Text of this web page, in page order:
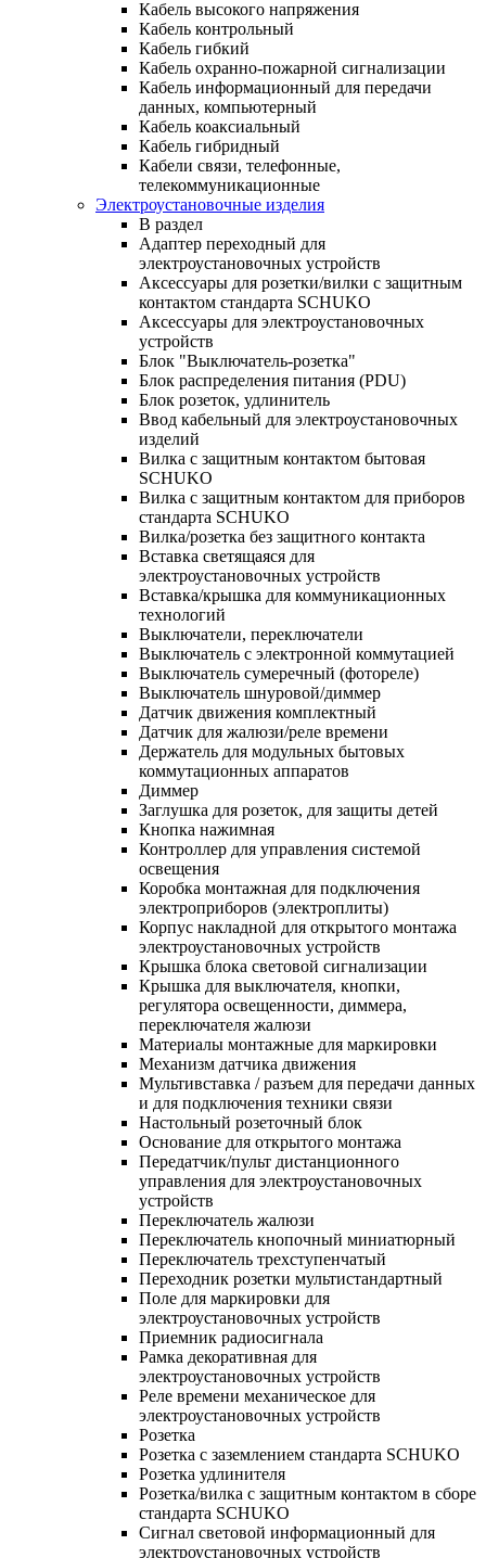
Кабель высокого напряжения
Кабель контрольный
Кабель гибкий
Кабель охранно-пожарной сигнализации
Кабель информационный для передачи
данных, компьютерный
Кабель коаксиальный
Кабель гибридный
Кабели связи, телефонные,
телекоммуникационные
Электроустановочные изделия
В раздел
Адаптер переходный для
электроустановочных устройств
Аксессуары для розетки/вилки с защитным
контактом стандарта SCHUKO
Аксессуары для электроустановочных
устройств
Блок "Выключатель-розетка"
Блок распределения питания (PDU)
Блок розеток, удлинитель
Ввод кабельный для электроустановочных
изделий
Вилка с защитным контактом бытовая
SCHUKO
Вилка с защитным контактом для приборов
стандарта SCHUKO
Вилка/розетка без защитного контакта
Вставка светящаяся для
электроустановочных устройств
Вставка/крышка для коммуникационных
технологий
Выключатели, переключатели
Выключатель с электронной коммутацией
Выключатель сумеречный (фотореле)
Выключатель шнуровой/диммер
Датчик движения комплектный
Датчик для жалюзи/реле времени
Держатель для модульных бытовых
коммутационных аппаратов
Диммер
Заглушка для розеток, для защиты детей
Кнопка нажимная
Контроллер для управления системой
освещения
Коробка монтажная для подключения
электроприборов (электроплиты)
Корпус накладной для открытого монтажа
электроустановочных устройств
Крышка блока световой сигнализации
Крышка для выключателя, кнопки,
регулятора освещенности, диммера,
переключателя жалюзи
Материалы монтажные для маркировки
Механизм датчика движения
Мультивставка / разъем для передачи данных
и для подключения техники связи
Настольный розеточный блок
Основание для открытого монтажа
Передатчик/пульт дистанционного
управления для электроустановочных
устройств
Переключатель жалюзи
Переключатель кнопочный миниатюрный
Переключатель трехступенчатый
Переходник розетки мультистандартный
Поле для маркировки для
электроустановочных устройств
Приемник радиосигнала
Рамка декоративная для
электроустановочных устройств
Реле времени механическое для
электроустановочных устройств
Розетка
Розетка с заземлением стандарта SCHUKO
Розетка удлинителя
Розетка/вилка с защитным контактом в сборе
стандарта SCHUKO
Сигнал световой информационный для
электроустановочных устройств